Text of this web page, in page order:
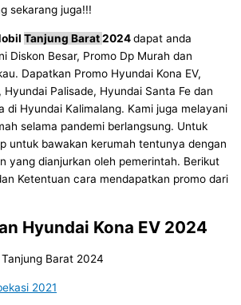
sekarang juga!!!
Tanjung Barat2024dapat anda
Diskon Besar, Promo Dp Murah dan
Dapatkan Promo Hyundai Kona EV,
Hyundai Palisade, Hyundai Santa Fe dan
di Hyundai Kalimalang. Kami juga melayani
selama pandemi berlangsung. Untuk
untuk bawakan kerumah tentunya dengan
yang dianjurkan oleh pemerintah. Berikut
Ketentuan cara mendapatkan promo dari
Hyundai Kona EV 2024